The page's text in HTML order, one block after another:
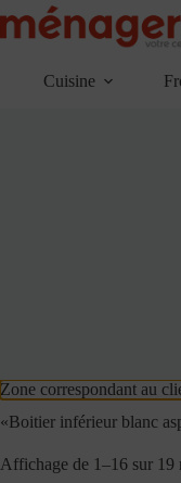
au
Cuisine
Zone correspondant au
«Boitier inférieur blanc
Affichage de 1–16 sur 19